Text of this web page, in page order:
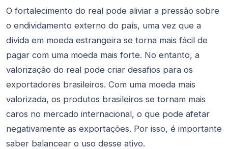
O fortalecimento do real pode aliviar a pressão sobre
o endividamento externo do país, uma vez que a
dívida em moeda estrangeira se torna mais fácil de
pagar com uma moeda mais forte. No entanto, a
valorização do real pode criar desafios para os
exportadores brasileiros. Com uma moeda mais
valorizada, os produtos brasileiros se tornam mais
caros no mercado internacional, o que pode afetar
negativamente as exportações. Por isso, é importante
saber balancear o uso desse ativo.